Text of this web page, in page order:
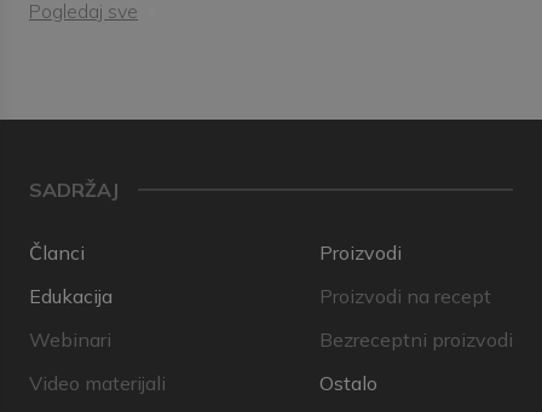
Pogledaj sve
SADRŽAJ
Članci
Edukacija
Webinari
Video materijali
Proizvodi
Proizvodi na recept
Bezreceptni proizvodi
Ostalo